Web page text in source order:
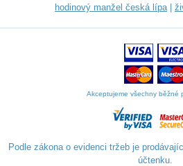
hodinový manžel česká lípa|
Akceptujeme všechny běžné
Podle zákona o evidenci tržeb je
účtenku.